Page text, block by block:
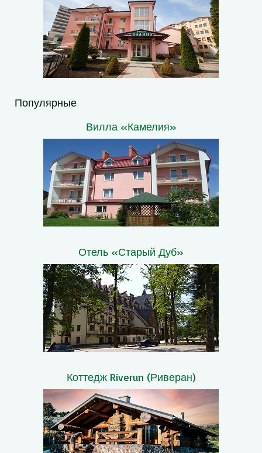
Популярные
Вилла «Камелия»
Отель «Старый Дуб»
Коттедж Riverun (Риверан)